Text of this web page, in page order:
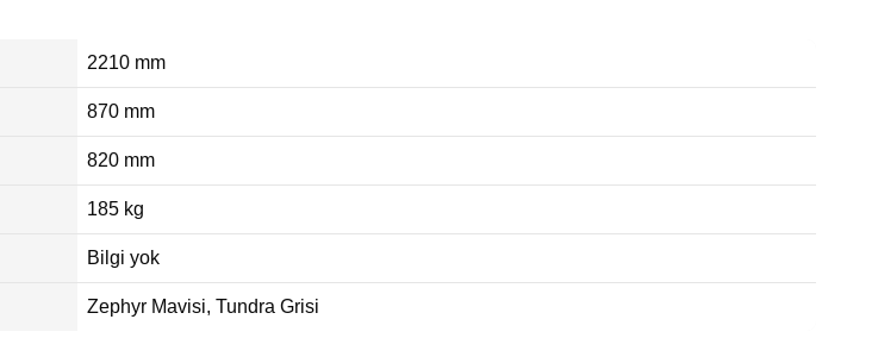
2210 mm
870 mm
820 mm
185 kg
Bilgi yok
Zephyr Mavisi, Tundra Grisi